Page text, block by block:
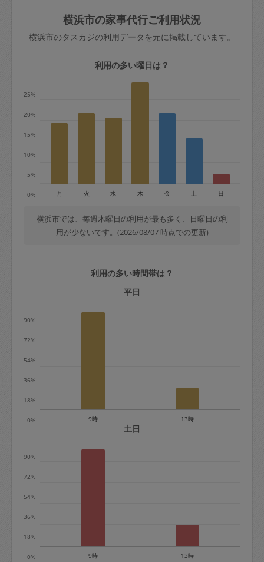
依頼者不在による当日キャンセル＝依頼
金額の100%＋交通費全額
※例：依頼日時／土曜日午前9時開始の場
50%
金曜日9時～土曜日8時まで＝依頼金額の
＋交通費全額
依頼者不在による当日キャンセル＝依頼
金額の100%＋交通費全額
定期契約をキャンセルする場合、毎週定
期は月2回まで隔週定期は月1回までキャ
※キャンセル料金の設定について：
きた場合は損害保険の対象外となるので
ご注意ください。
玉、など
あわせてこちらも参照ください：初めて
はありますか？
横浜市の家事代行ご利用状況
横浜市のタスカジの利用データを元に掲載しています。
利用の多い曜日は？
0%
5%
10%
15%
20%
25%
月 火 水 木 金 土 日
横浜市では、毎週木曜日の利用が最も多く、日曜日の利
用が少ないです。(2026/08/07 時点での更新)
利用の多い時間帯は？
平日
0%
18%
36%
54%
72%
90%
9時 13時
土日
0%
18%
36%
54%
72%
90%
9時 13時